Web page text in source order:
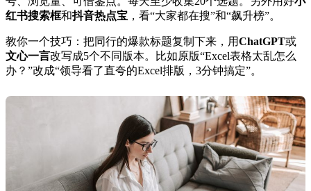
红书搜索框和抖音热点宝 ，看“大家都在搜”和“飙升榜”。
教你一个技巧：把同行的爆款标题复制下来，用ChatGPT或
文心一言改写成5个不同版本。比如原版“Excel表格太乱怎么
办？”改成“领导看了直夸的Excel排版，3分钟搞定”。